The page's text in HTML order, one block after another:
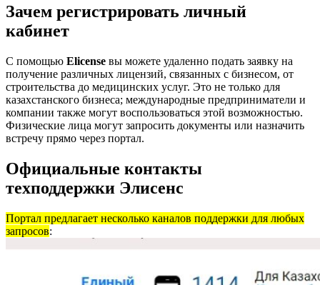
Зачем регистрировать личный
кабинет
С помощью Elicense вы можете удаленно подать заявку на
получение различных лицензий, связанных с бизнесом, от
строительства до медицинских услуг. Это не только для
казахстанского бизнеса; международные предприниматели и
компании также могут воспользоваться этой возможностью.
Физические лица могут запросить документы или назначить
встречу прямо через портал.
Официальные контакты
техподдержки Элисенс
Портал предлагает несколько каналов поддержки для любых
запросов: